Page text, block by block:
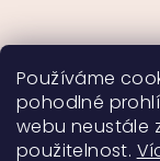
Používáme
pohodlné
webu neustále
použitelnost.